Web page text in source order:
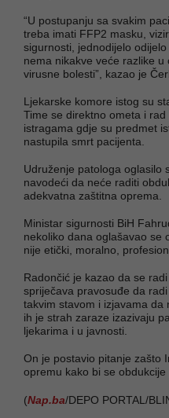
“U postupanju sa svakim
treba imati FFP2 masku,
sigurnosti, jednodijelo
nema nikakve veće razlike
virusne bolesti”, kazao je
Ljekarske komore istog su
Time se direktno ometa i
istragama gdje su predmet
nastupila smrt pacijenta.
Udruženje patologa oglasilo
navodeći da neće raditi
adekvatna zaštitna oprema.
Ministar sigurnosti BiH
nekoliko dana oglašavao se
nije etički, moralno,
Radončić je kazao da se
spriječava pravosuđe da
takvim stavom i izjavama da
ih je strah zaraze izazivaju
ljekarima i u javnosti.
On je postavio pitanje zašto
opremu kako bi se obdukcije
(Nap.ba/DEPO PORTAL/